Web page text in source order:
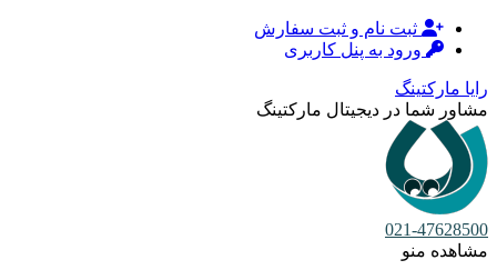
ثبت نام و ثبت سفارش
ورود به پنل کاربری
رایا مارکتینگ
مشاور شما در دیجیتال مارکتینگ
021-47628500
مشاهده منو